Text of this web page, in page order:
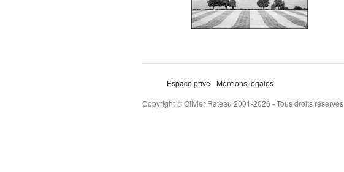
Espace privé
Mentions légales
Copyright © Olivier Rateau 2001-2026 - Tous droits réservés